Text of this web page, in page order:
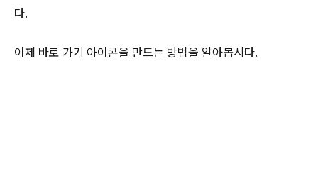
다.
이제 바로 가기 아이콘을 만드는 방법을 알아봅시다.